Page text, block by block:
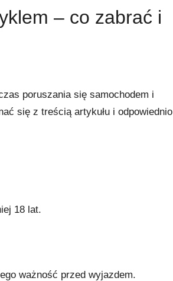
– co zabrać i
poruszania się samochodem i
się z treścią artykułu i odpowiednio
18 lat.
ważność przed wyjazdem.